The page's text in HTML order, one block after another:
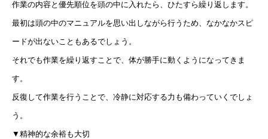
作業の内容と優先順位を頭の中に入れたら、ひたすら繰り返します。
最初は頭の中のマニュアルを思い出しながら行うため、なかなかスピ
ードが出ないこともあるでしょう。
それでも作業を繰り返すことで、体が勝手に動くようになってきま
す。
反復して作業を行うことで、冷静に対応する力も備わっていくでしょ
う。
▼精神的な余裕も大切